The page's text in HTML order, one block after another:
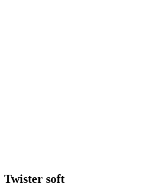
Twister soft